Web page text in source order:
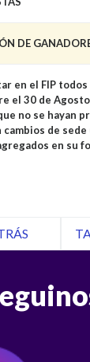
DE
en el FIP
el 30 de
no se hayan
de sede
en su